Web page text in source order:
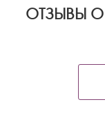
ОТЗЫВЫ О